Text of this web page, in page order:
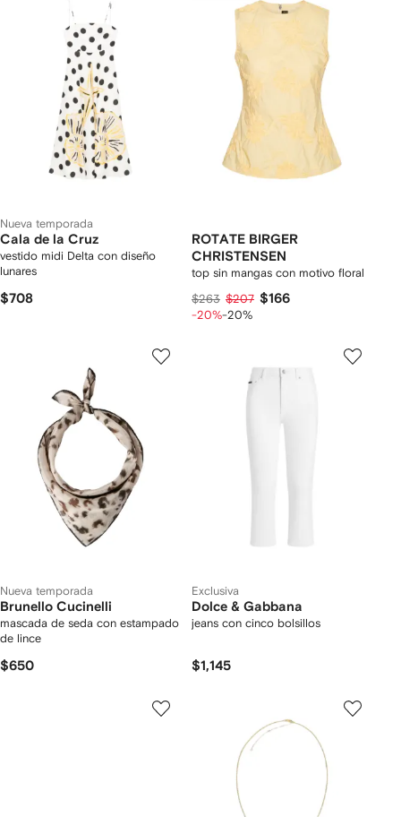
Nueva temporada
Cala de la Cruz
vestido midi Delta con diseño
lunares
$708
ROTATE BIRGER
CHRISTENSEN
top sin mangas con motivo floral
$263 $207 $166
-20%-20%
Nueva temporada
Brunello Cucinelli
mascada de seda con estampado
de lince
$650
Exclusiva
Dolce & Gabbana
jeans con cinco bolsillos
$1,145